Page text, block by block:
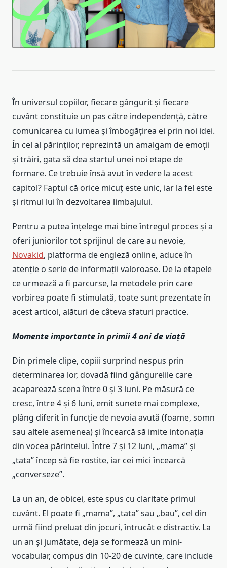
În universul copiilor, fiecare gângurit și fiecare
cuvânt constituie un pas către independență, către
comunicarea cu lumea și îmbogățirea ei prin noi idei.
În cel al părinților, reprezintă un amalgam de emoții
și trăiri, gata să dea startul unei noi etape de
formare. Ce trebuie însă avut în vedere la acest
capitol? Faptul că orice micuț este unic, iar la fel este
și ritmul lui în dezvoltarea limbajului.
Pentru a putea înțelege mai bine întregul proces și a
oferi juniorilor tot sprijinul de care au nevoie,
Novakid, platforma de engleză online, aduce în
atenție o serie de informații valoroase. De la etapele
ce urmează a fi parcurse, la metodele prin care
vorbirea poate fi stimulată, toate sunt prezentate în
acest articol, alături de câteva sfaturi practice.
Momente importante în primii 4 ani de viață
Din primele clipe, copiii surprind nespus prin
determinarea lor, dovadă fiind gângurelile care
acaparează scena între 0 și 3 luni. Pe măsură ce
cresc, între 4 și 6 luni, emit sunete mai complexe,
plâng diferit în funcție de nevoia avută (foame, somn
sau altele asemenea) și încearcă să imite intonația
din vocea părintelui. Între 7 și 12 luni, „mama” și
„tata” încep să fie rostite, iar cei mici încearcă
„converseze”.
La un an, de obicei, este spus cu claritate primul
cuvânt. El poate fi „mama”, „tata” sau „bau”, cel din
urmă fiind preluat din jocuri, întrucât e distractiv. La
un an și jumătate, deja se formează un mini-
vocabular, compus din 10-20 de cuvinte, care include